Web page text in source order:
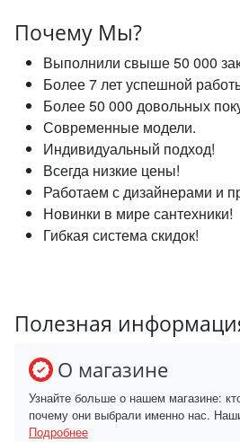
Почему Мы?
Выполнили свыше 50 000
Более 7 лет успешной
Более 50 000 довольных
Современные модели.
Индивидуальный подход!
Всегда низкие цены!
Работаем с дизайнерами и
Новинки в мире сантехники!
Гибкая система скидок!
Полезная
О магазине
Узнайте больше о нашем магазине:
почему они выбрали именно нас.
Подробнее